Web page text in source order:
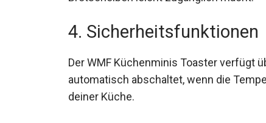
4. Sicherheitsfunktionen
Der WMF Küchenminis Toaster verfügt
automatisch abschaltet, wenn die
deiner Küche.